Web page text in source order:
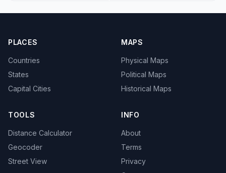
PLACES
Countries
States
Capital Cities
MAPS
Physical Maps
Political Maps
Historical Maps
TOOLS
Distance Calculator
Geocoder
Street View
INFO
About
Terms
Privacy